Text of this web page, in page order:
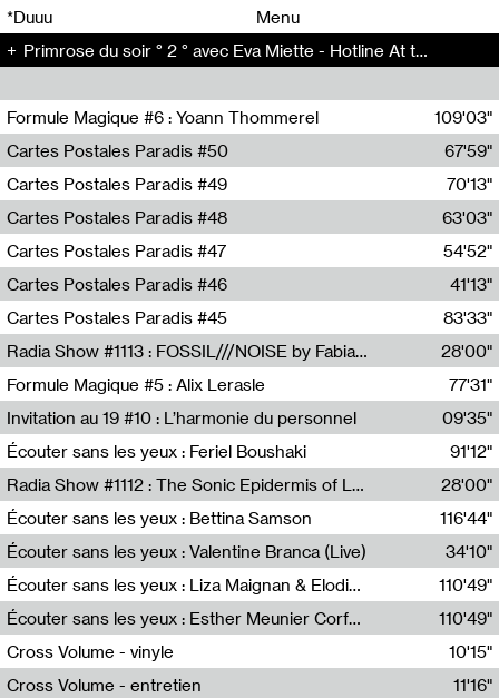
*Duuu
Menu
Primrose du soir ° 2 ° avec Eva Miette - Hotline At the same time (2)
Formule Magique #6 : Yoann Thommerel
Nathalie Lacroix,Yoann Thommerel
109'03"
Cartes Postales Paradis #50
Zoé Leroux
67'59"
Cartes Postales Paradis #49
Aurore Portales
70'13"
Cartes Postales Paradis #48
Mathias Dupaquier
63'03"
Cartes Postales Paradis #47
Raymond Engramer
54'52"
Cartes Postales Paradis #46
Sarah Banville
41'13"
Cartes Postales Paradis #45
Mateo Cuin
83'33"
Radia Show #1113 : FOSSIL///NOISE by Fabiana Gibim / Wave Farm
Wave Farm
28'00"
Formule Magique #5 : Alix Lerasle
Nathalie Lacroix
77'31"
Invitation au 19 #10 : L’harmonie du personnel
19, CRAC
09'35"
Écouter sans les yeux : Feriel Boushaki
Feriel Boushaki
91'12"
Radia Show #1112 : The Sonic Epidermis of Lake Léman by Paul Courlet / Guest Slot
28'00"
Écouter sans les yeux : Bettina Samson
Bettina Samson
116'44"
Écouter sans les yeux : Valentine Branca (Live)
Valentine Branca
34'10"
Écouter sans les yeux : Liza Maignan & Elodie Lecat
Liza Maignan,Elodie Lecat
110'49"
Écouter sans les yeux : Esther Meunier Corfdyr
Esther Meunier Corfdyr
110'49"
Cross Volume - vinyle
10'15"
Cross Volume - entretien
11'16"
00 00
00 00